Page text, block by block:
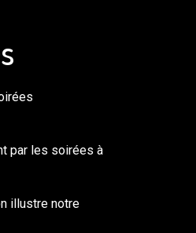
par les soirées à
illustre notre